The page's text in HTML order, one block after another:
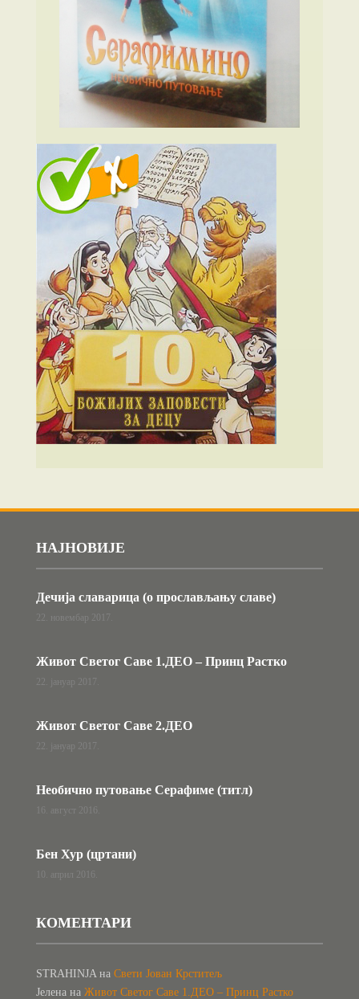
НАЈНОВИЈЕ
Дечија славарица (о прослављању славе)
22. новембар 2017.
Живот Светог Саве 1.ДЕО – Принц Растко
22. јануар 2017.
Живот Светог Саве 2.ДЕО
22. јануар 2017.
Необично путовање Серафиме (титл)
16. август 2016.
Бен Хур (цртани)
10. април 2016.
КОМЕНТАРИ
STRAHINJAна Свети Јован Крститељ
Јелена на Живот Светог Саве 1.ДЕО – Принц Растко